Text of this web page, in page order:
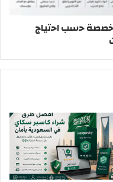
ﺣﺳب اﺣﺗﯾﺎج